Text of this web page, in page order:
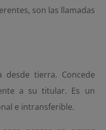
son las llamadas
desde tierra. Concede
a su titular. Es un
e intransferible.